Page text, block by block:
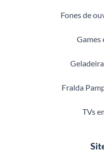
Fones de
Games
Fralda
TVs